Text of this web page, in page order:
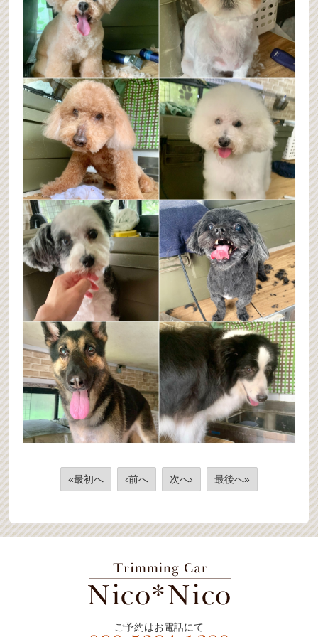
«最初へ ‹前へ 次へ› 最後へ»
ご予約はお電話にて